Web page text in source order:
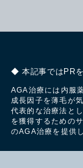
◆ 本記事ではPR
AGA治療には内服
成長因子を薄毛が
代表的な治療法と
を獲得するための
のAGA治療を提供